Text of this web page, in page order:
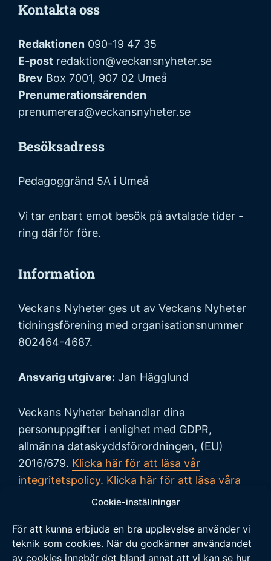
Cookie-inställningar
För att kunna erbjuda en bra upplevelse använder vi
teknik som cookies. När du godkänner användandet
av cookies innebär det bland annat att vi kan se hur
Kontakta oss
Redaktionen 090-19 47 35
E-post redaktion@veckansnyheter.se
Brev Box 7001, 907 02 Umeå
Prenumerationsärenden
prenumerera@veckansnyheter.se
Besöksadress
Pedagoggränd 5A i Umeå
Vi tar enbart emot besök på avtalade tider -
ring därför före.
Information
Veckans Nyheter ges ut av Veckans Nyheter
tidningsförening med organisationsnummer
802464-4687.
Ansvarig utgivare: Jan Hägglund
Veckans Nyheter behandlar dina
personuppgifter i enlighet med GDPR,
allmänna dataskyddsförordningen, (EU)
2016/679. Klicka här för att läsa vår
integritetspolicy. Klicka här för att läsa våra
allmänna villkor vid köp.
Tipsa oss